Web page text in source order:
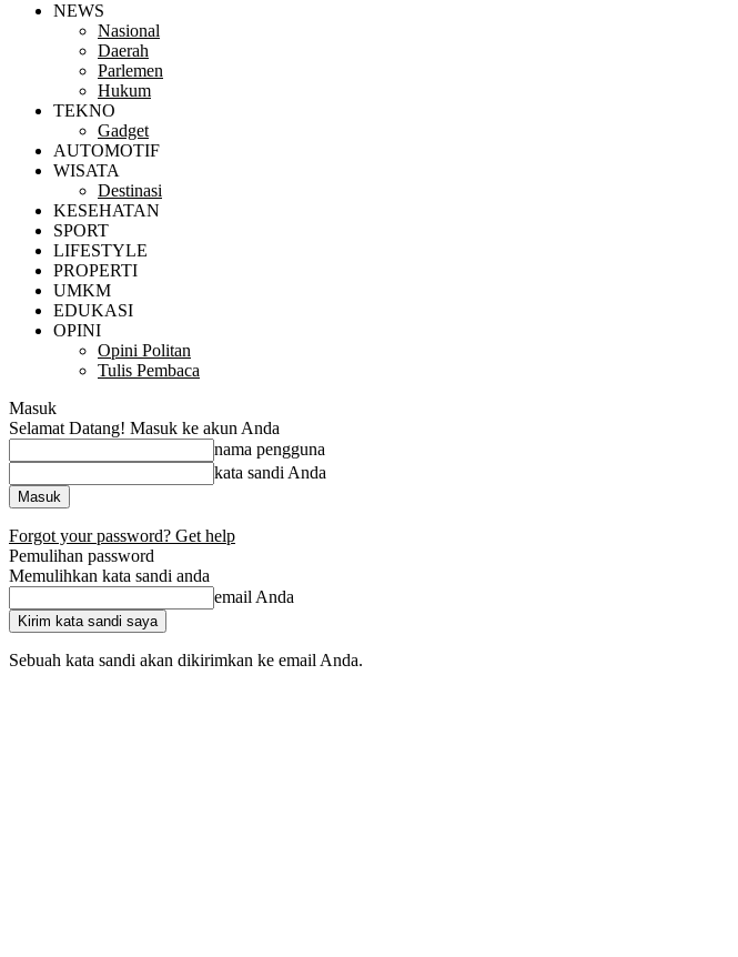
NEWS
Nasional
Daerah
Parlemen
Hukum
TEKNO
Gadget
AUTOMOTIF
WISATA
Destinasi
KESEHATAN
SPORT
LIFESTYLE
PROPERTI
UMKM
EDUKASI
OPINI
Opini Politan
Tulis Pembaca
Masuk
Selamat Datang! Masuk ke akun Anda
nama pengguna
kata sandi Anda
Forgot your password? Get help
Pemulihan password
Memulihkan kata sandi anda
email Anda
Sebuah kata sandi akan dikirimkan ke email Anda.